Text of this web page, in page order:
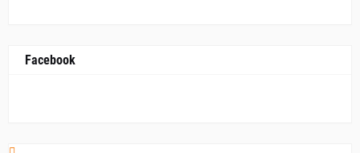
Facebook